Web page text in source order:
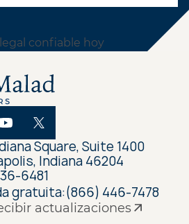
actualizaciones
Square, Suite 1400
Indiana 46204
6481
gratuita:(866) 446-7478